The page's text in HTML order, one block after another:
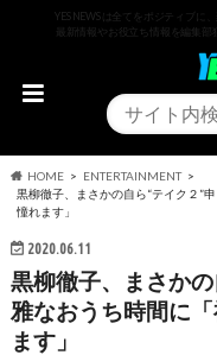
YESNEWSは全てをポジティブに
最新情報やお役立ち情報を編集
HOME
ENTERTAINMENT
黒柳徹子、まさかの自ら“テイク２”
憧れます」
2020.06.11
黒柳徹子、まさか
雅なおうち時間に
ます」